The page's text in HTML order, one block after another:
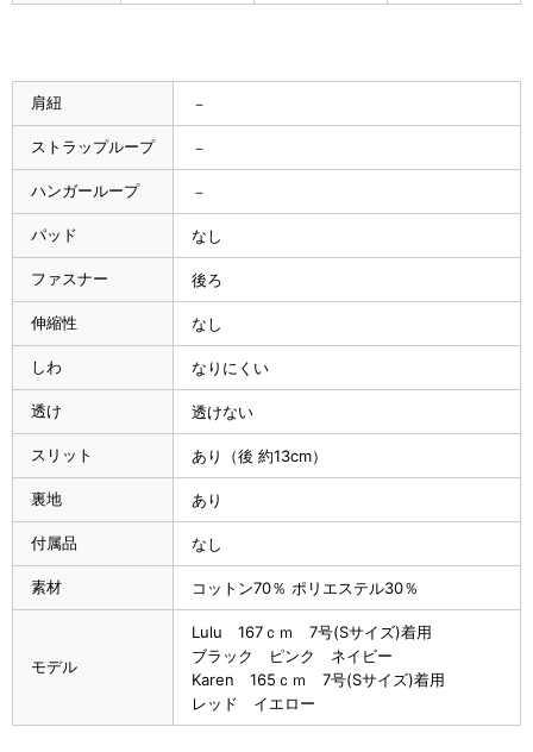
肩紐 －
ストラップループ －
ハンガーループ －
パッド なし
ファスナー 後ろ
伸縮性 なし
しわ なりにくい
透け 透けない
スリット あり（後 約13cm）
裏地 あり
付属品 なし
素材 コットン70％ ポリエステル30％
モデル
Lulu 167ｃｍ 7号(Sサイズ)着用
ブラック ピンク ネイビー
Karen 165ｃｍ 7号(Sサイズ)着用
レッド イエロー